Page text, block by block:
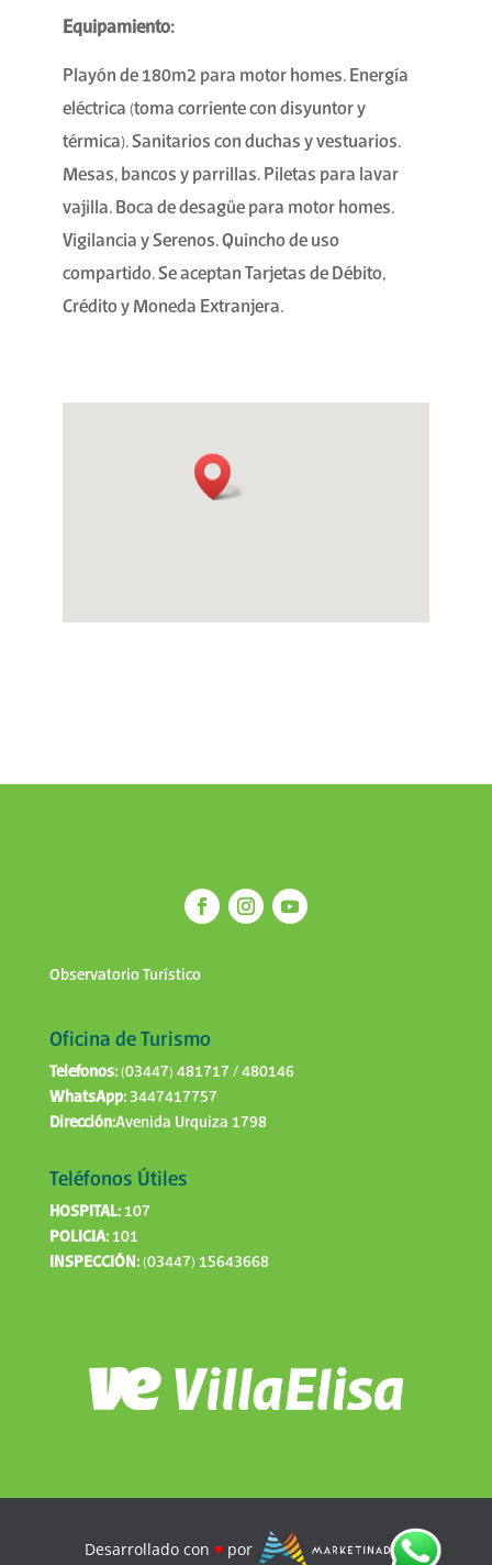
Equipamiento:
Playón de 180m2 para motor homes. Energía
eléctrica (toma corriente con disyuntor y
térmica). Sanitarios con duchas y vestuarios.
Mesas, bancos y parrillas. Piletas para lavar
vajilla. Boca de desagüe para motor homes.
Vigilancia y Serenos. Quincho de uso
compartido. Se aceptan Tarjetas de Débito,
Crédito y Moneda Extranjera.
Observatorio Turístico
Oficina de Turismo
Telefonos:(03447) 481717 / 480146
WhatsApp:3447417757
Dirección:Avenida Urquiza 1798
Teléfonos Útiles
HOSPITAL:107
POLICIA:101
INSPECCIÓN:(03447) 15643668
Desarrollado con ♥ por